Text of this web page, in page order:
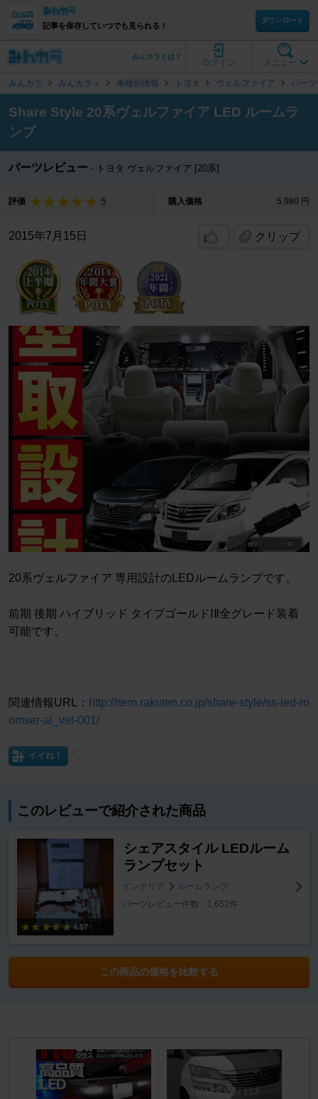
記事を保存していつでも見られる！
ダウンロード
メニュー
ログイン
みんカラとは？
みんカラ みんカラ＋ 車種別情報 トヨタ ヴェルファイア パー
Share Style 20系ヴェルファイア LED ルームラ
ンプ
パーツレビュー トヨタ ヴェルファイア [20系]
評価 5 購入価格 5,980 円
2015年7月15日 クリップ
20系ヴェルファイア 専用設計のLEDルームランプです。
前期 後期 ハイブリッド タイプゴールドⅠⅡ全グレード装着
可能です。
関連情報URL： http://item.rakuten.co.jp/share-style/ss-led-ro
omser-al_vel-001/
イイね！
このレビューで紹介された商品
4.57
シェアスタイル LEDルーム
ランプセット
インテリア
ルームランプ
パーツレビュー件数：1,652件
この商品の価格を比較する